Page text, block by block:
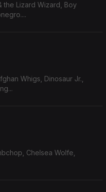
the Lizard Wizard, Boy
Whigs, Dinosaur Jr.,
Chelsea Wolfe,